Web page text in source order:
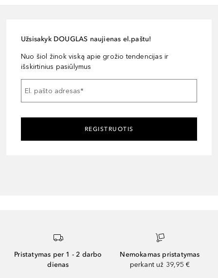
Užsisakyk DOUGLAS naujienas el.paštu!
Nuo šiol žinok viską apie grožio tendencijas ir
išskirtinius pasiūlymus
El. pašto adresas*
REGISTRUOTIS
Pristatymas per 1 - 2 darbo
dienas
Nemokamas pristatymas
perkant už 39,95 €